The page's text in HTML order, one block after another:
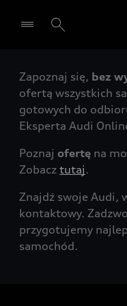
Wybierz
Zapoznaj się, bez
ofertą wszystkich
gotowych do
Eksperta Audi
Poznaj ofertę na
Zobacz tutaj.
Znajdź swoje Audi,
kontaktowy.
przygotujemy
samochód.